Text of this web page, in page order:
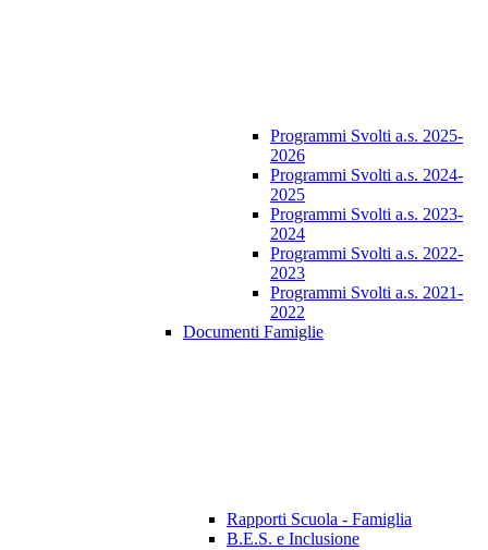
Programmi Svolti a.s. 2025-
2026
Programmi Svolti a.s. 2024-
2025
Programmi Svolti a.s. 2023-
2024
Programmi Svolti a.s. 2022-
2023
Programmi Svolti a.s. 2021-
2022
Documenti Famiglie
Rapporti Scuola - Famiglia
B.E.S. e Inclusione